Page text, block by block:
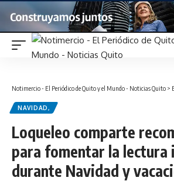
Notimercio - El Periódico de Quito y el Mundo - Noticias Quito >
NAVIDAD,
Loqueleo comparte
para fomentar la
durante Navidad y